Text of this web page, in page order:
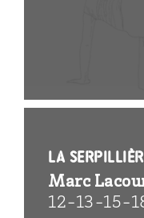
La
Marc
12-13-15-